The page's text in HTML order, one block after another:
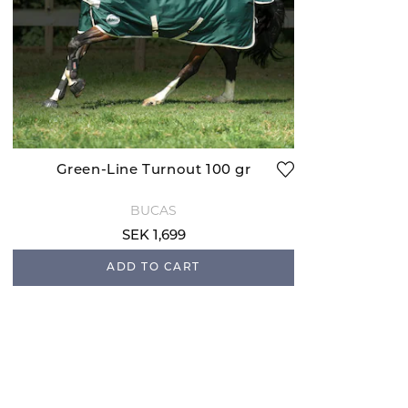
Green-Line Turnout 100 gr
BUCAS
SEK 1,699
ADD TO CART